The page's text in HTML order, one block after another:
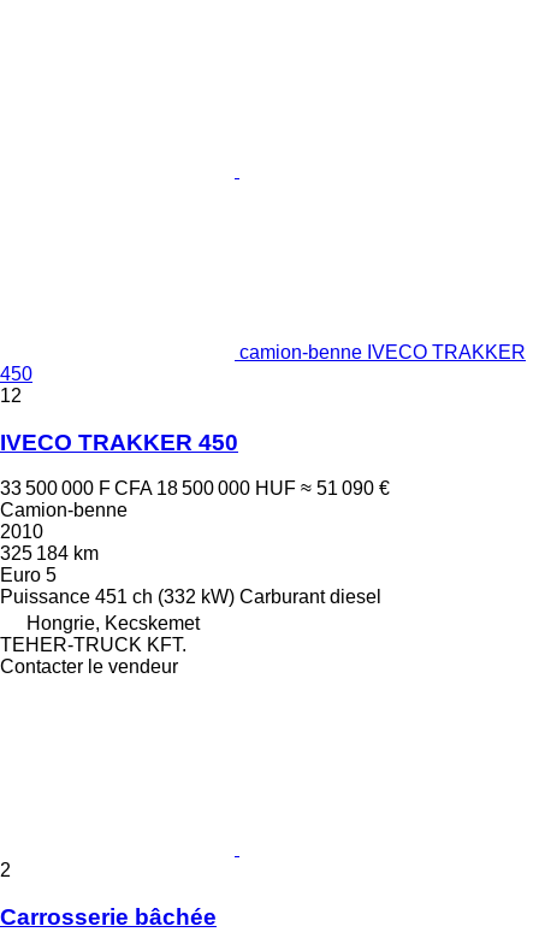
camion-benne IVECO TRAKKER
450
12
IVECO TRAKKER 450
33 500 000 F CFA 18 500 000 HUF ≈ 51 090 €
Camion-benne
2010
325 184 km
Euro 5
Puissance 451 ch (332 kW) Carburant diesel
Hongrie, Kecskemet
TEHER-TRUCK KFT.
Contacter le vendeur
2
Carrosserie bâchée